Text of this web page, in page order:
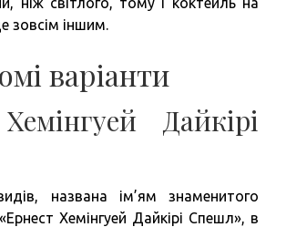
зовсім іншим.
варіанти
Дайкірі
названа ім’ям знаменитого
Хемінгуей Дайкірі Спешл», в